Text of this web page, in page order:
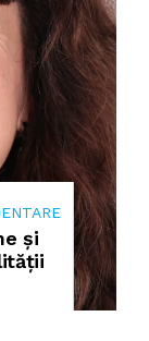
și